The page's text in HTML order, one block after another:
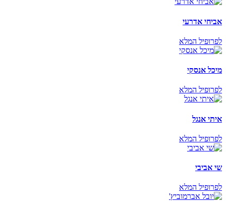
אביחי אדרעי
לפרופיל המלא
מיכל אנסקי
לפרופיל המלא
איתי אנגל
לפרופיל המלא
שי אביבי
לפרופיל המלא